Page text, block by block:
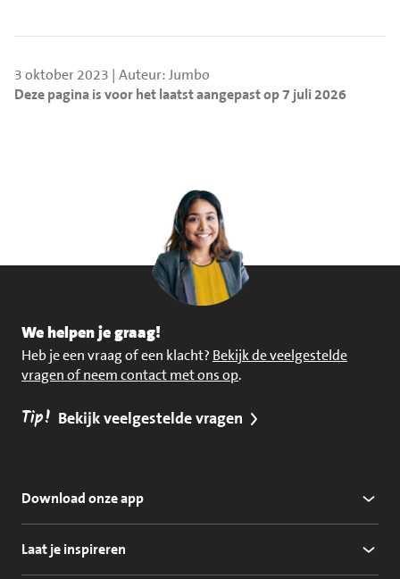
3 oktober 2023 | Auteur: Jumbo
Deze pagina is voor het laatst aangepast op 7 juli 2026
We helpen je graag!
Heb je een vraag of een klacht? Bekijk de veelgestelde
vragen of neem contact met ons op.
Tip! Bekijk veelgestelde vragen
Download onze app
Laat je inspireren